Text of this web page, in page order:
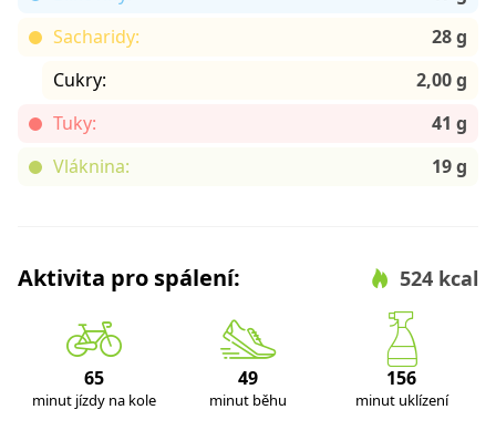
Sacharidy:
28 g
Cukry:
2,00 g
Tuky:
41 g
Vláknina:
19 g
Aktivita pro spálení: 524 kcal
65
minut jízdy na kole
49
minut běhu
156
minut uklízení